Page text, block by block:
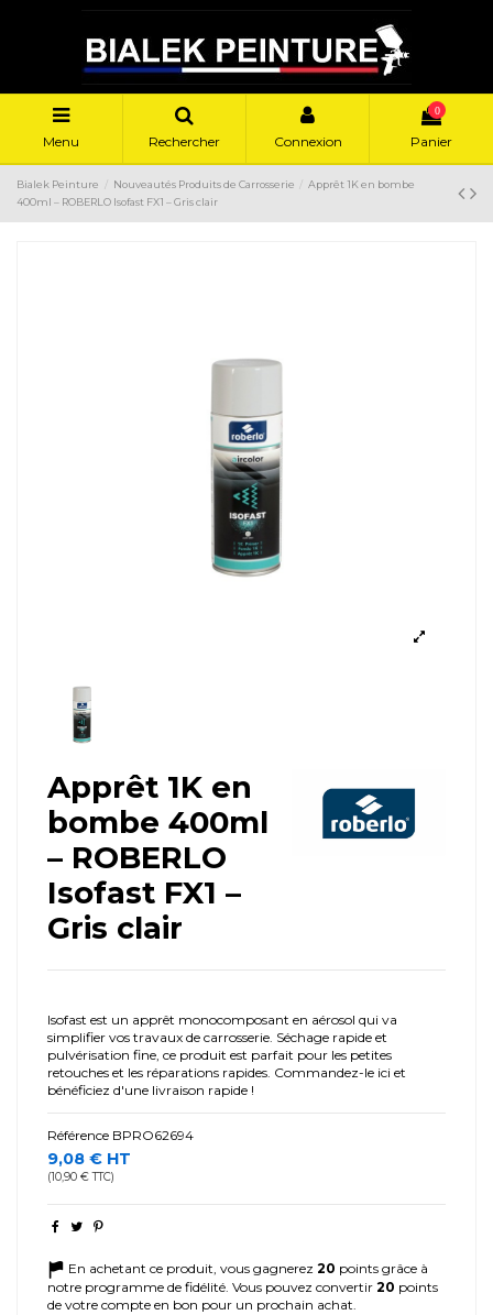
Menu Rechercher Connexion
0
Panier
Bialek Peinture Nouveautés Produits de Carrosserie
Apprêt 1K en bombe
400ml – ROBERLO Isofast FX1 – Gris clair
Apprêt 1K en
bombe 400ml
– ROBERLO
Isofast FX1 –
Gris clair
Isofast est un apprêt monocomposant en aérosol qui va
simplifier vos travaux de carrosserie. Séchage rapide et
pulvérisation fine, ce produit est parfait pour les petites
retouches et les réparations rapides. Commandez-le ici et
bénéficiez d'une livraison rapide !
Référence BPRO62694
9,08 € HT
(10,90 € TTC)
En achetant ce produit, vous gagnerez 20 points grâce à
notre programme de fidélité. Vous pouvez convertir 20 points
de votre compte en bon pour un prochain achat.